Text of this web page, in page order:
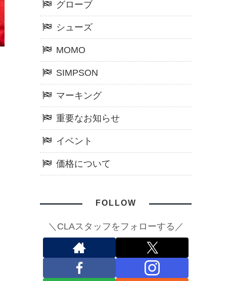
グローブ
シューズ
MOMO
SIMPSON
マーキング
重要なお知らせ
イベント
価格について
FOLLOW
＼CLAスタッフをフォローする／